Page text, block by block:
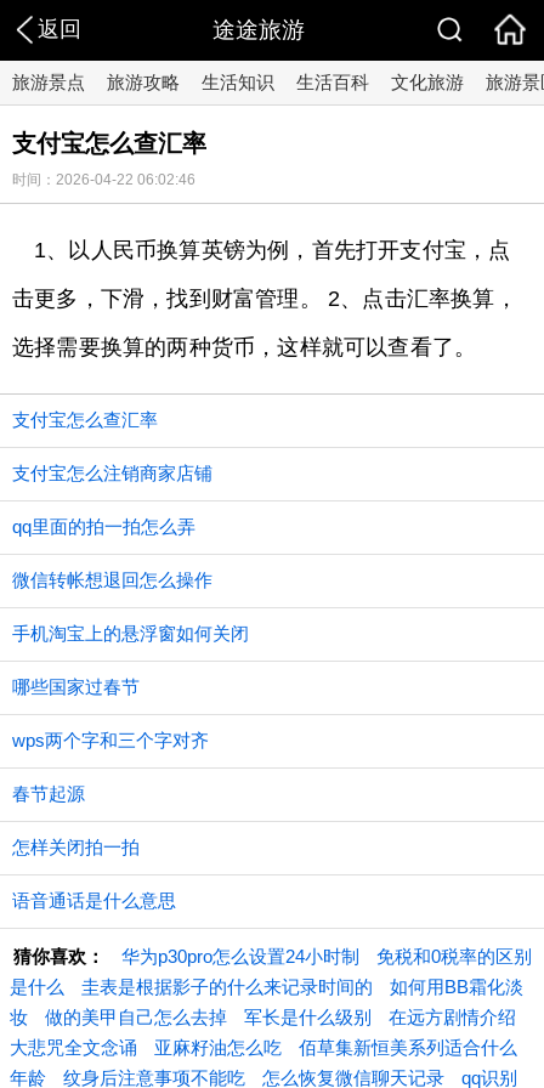
返回 途途旅游
旅游景点 旅游攻略 生活知识 生活百科 文化旅游 旅游景
支付宝怎么查汇率
时间：2026-04-22 06:02:46
1、以人民币换算英镑为例，首先打开支付宝，点
击更多，下滑，找到财富管理。 2、点击汇率换算，
选择需要换算的两种货币，这样就可以查看了。
支付宝怎么查汇率
支付宝怎么注销商家店铺
qq里面的拍一拍怎么弄
微信转帐想退回怎么操作
手机淘宝上的悬浮窗如何关闭
哪些国家过春节
wps两个字和三个字对齐
春节起源
怎样关闭拍一拍
语音通话是什么意思
猜你喜欢： 华为p30pro怎么设置24小时制
免税和0税率的区别
是什么
圭表是根据影子的什么来记录时间的
如何用BB霜化淡
妆
做的美甲自己怎么去掉 军长是什么级别 在远方剧情介绍
大悲咒全文念诵
亚麻籽油怎么吃
佰草集新恒美系列适合什么
年龄
纹身后注意事项不能吃 怎么恢复微信聊天记录 qq识别